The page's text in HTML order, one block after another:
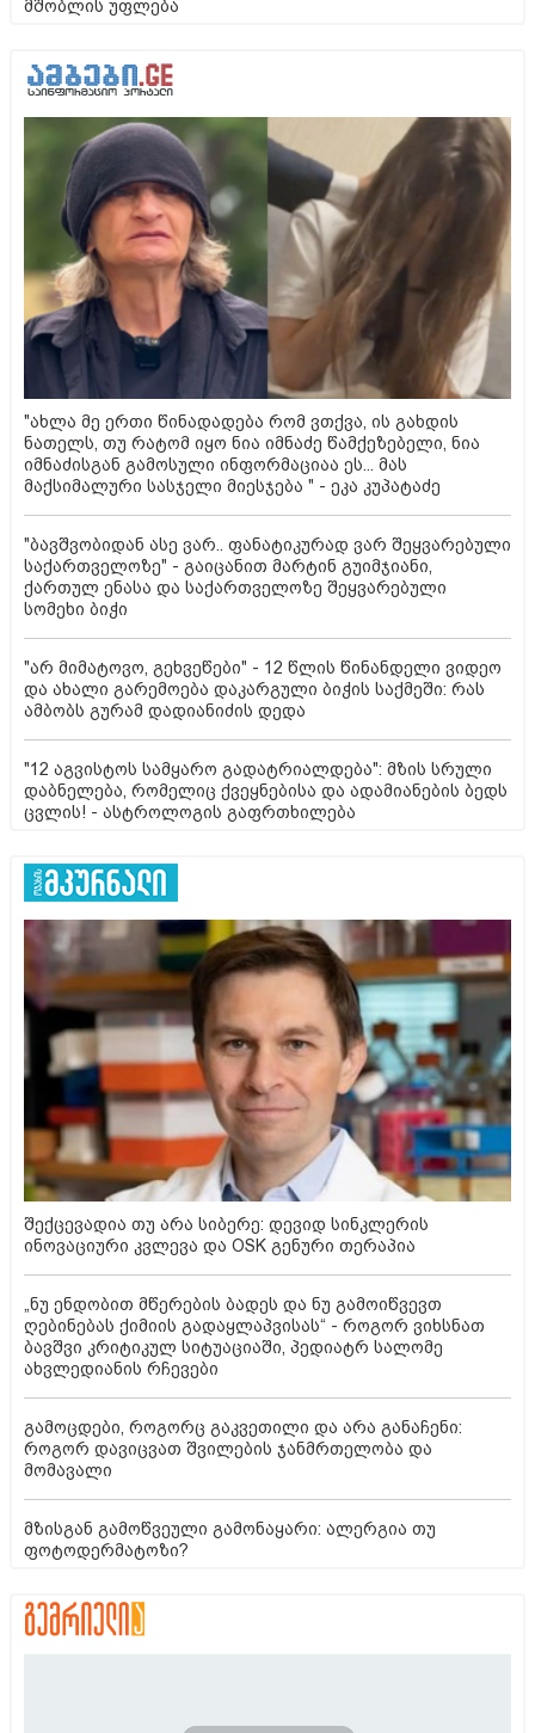
მშობლის უფლება
"ახლა მე ერთი წინადადება რომ ვთქვა, ის გახდის
ნათელს, თუ რატომ იყო ნია იმნაძე წამქეზებელი, ნია
იმნაძისგან გამოსული ინფორმაციაა ეს... მას
მაქსიმალური სასჯელი მიესჯება " - ეკა კუპატაძე
"ბავშვობიდან ასე ვარ.. ფანატიკურად ვარ შეყვარებული
საქართველოზე" - გაიცანით მარტინ გუიმჯიანი,
ქართულ ენასა და საქართველოზე შეყვარებული
სომეხი ბიჭი
"არ მიმატოვო, გეხვეწები" - 12 წლის წინანდელი ვიდეო
და ახალი გარემოება დაკარგული ბიჭის საქმეში: რას
ამბობს გურამ დადიანიძის დედა
"12 აგვისტოს სამყარო გადატრიალდება": მზის სრული
დაბნელება, რომელიც ქვეყნებისა და ადამიანების ბედს
ცვლის! - ასტროლოგის გაფრთხილება
შექცევადია თუ არა სიბერე: დევიდ სინკლერის
ინოვაციური კვლევა და OSK გენური თერაპია
„ნუ ენდობით მწერების ბადეს და ნუ გამოიწვევთ
ღებინებას ქიმიის გადაყლაპვისას“ - როგორ ვიხსნათ
ბავშვი კრიტიკულ სიტუაციაში, პედიატრ სალომე
ახვლედიანის რჩევები
გამოცდები, როგორც გაკვეთილი და არა განაჩენი:
როგორ დავიცვათ შვილების ჯანმრთელობა და
მომავალი
მზისგან გამოწვეული გამონაყარი: ალერგია თუ
ფოტოდერმატოზი?